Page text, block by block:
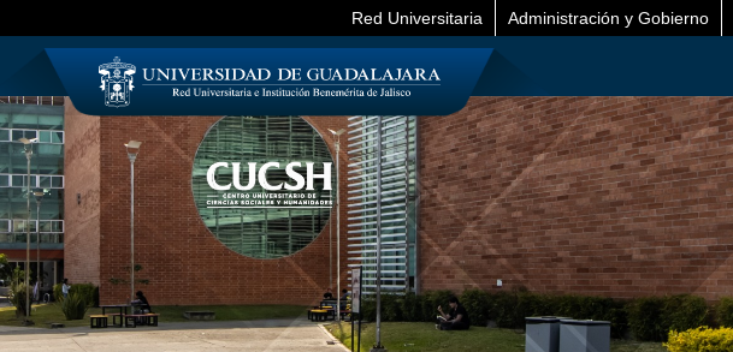
Red Universitaria Administración y Gobierno